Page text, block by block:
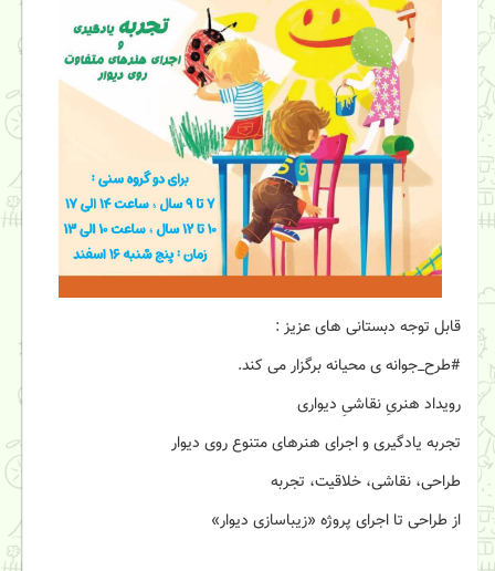
قابل توجه دبستانی های عزیز :
#طرح_جوانه ی محیانه برگزار می کند.
رویداد هنریِ نقاشیِ دیواری
تجربه یادگیری و اجرای هنرهای متنوع روی دیوار
طراحی، نقاشی، خلاقیت، تجربه
از طراحی تا اجرای پروژه «زیباسازی دیوار»